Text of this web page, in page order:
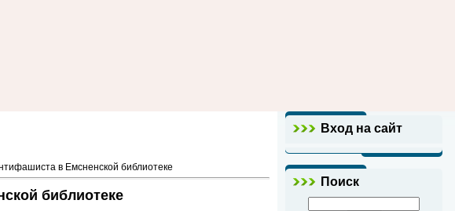
в Емсненской библиотеке
библиотеке
Вход на сайт
Поиск